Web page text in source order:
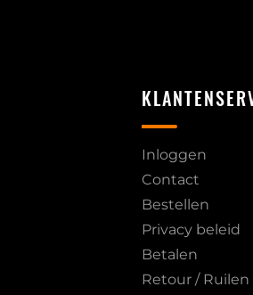
Inloggen
Contact
Bestellen
Privacy beleid
Betalen
Retour / Ruilen